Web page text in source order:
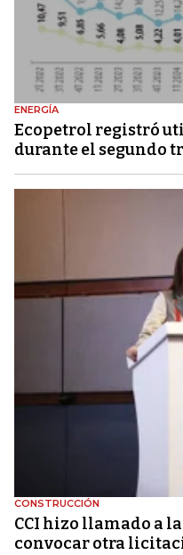
ENERGÍA
Ecopetrol registró
durante el segundo
CONSTRUCCIÓN
CCI hizo llamado a
convocar otra